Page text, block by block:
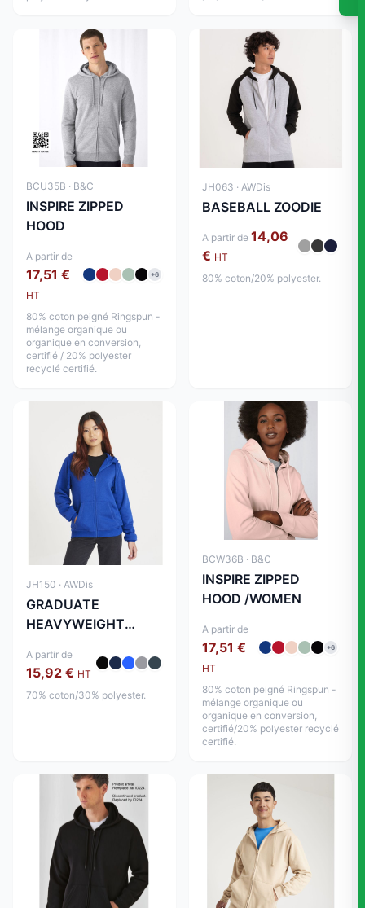
BCU35B · B&C
INSPIRE ZIPPED
HOOD
A partir de
17,51 €
HT
+6
80% coton peigné Ringspun -
mélange organique ou
organique en conversion,
certifié / 20% polyester
recyclé certifié.
JH063 · AWDis
BASEBALL ZOODIE
A partir de 14,06
€ HT
80% coton/20% polyester.
JH150 · AWDis
GRADUATE
HEAVYWEIGHT
A partir de
15,92 € HT
70% coton/30% polyester.
BCW36B · B&C
INSPIRE ZIPPED
HOOD /WOMEN
A partir de
17,51 €
HT
+6
80% coton peigné Ringspun -
mélange organique ou
organique en conversion,
certifié/20% polyester recyclé
certifié.